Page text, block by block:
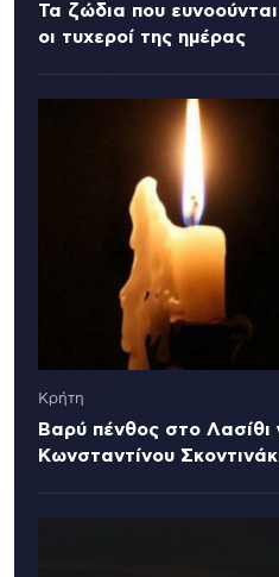
Τα ζώδια που
οι τυχεροί της ημέρας
Κρήτη
Βαρύ πένθος στο Λασίθι
Κωνσταντίνου